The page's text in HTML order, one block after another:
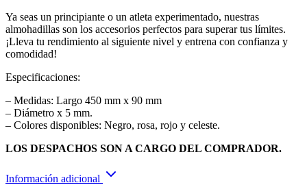
Ya seas un principiante o un atleta experimentado, nuestras
almohadillas son los accesorios perfectos para superar tus límites.
¡Lleva tu rendimiento al siguiente nivel y entrena con confianza y
comodidad!
Especificaciones:
– Medidas: Largo 450 mm x 90 mm
– Diámetro x 5 mm.
– Colores disponibles: Negro, rosa, rojo y celeste.
LOS DESPACHOS SON A CARGO DEL COMPRADOR.
Información adicional